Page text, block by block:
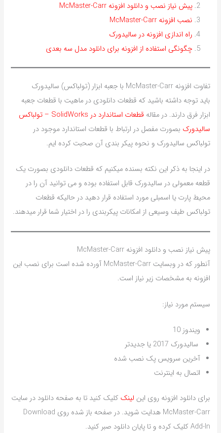
پیش نیاز نصب و دانلود افزونه McMaster-Carr
نصب افزونه McMaster-Carr
راه اندازی افزونه در سالیدورک
چگونگی استفاده از افزونه برای دانلود مدل سه بعدی
تفاوت افزونه McMaster-Carr با جعبه ابزار (تولباکس) سالیدورک
باید توجه داشته باشید که قطعات دانلودی در ماهیت با قطعات جعبه
ابزار فرق دارند. در مقاله
قطعات استاندارد در SolidWorks – تولباکس
سالیدورک بصورت مفصل در ارتباط با قطعات استاندارد موجود در
تولباکس سالیدورک و نحوه پیکر بندی آن صحبت کرده ایم.
در اینجا به ذکر این نکته بسنده میکنیم که قطعات دانلودی بصورت یک
قطعه معمولی در سالیدورک قابل استفاده بوده و می توانید آن را در
محیط پارت یا اسمبلی مورد استفاده قرار دهید در حالیکه قطعات
تولباکس طیف وسیعی از امکانات پیکربندی را در اختیار شما قرار میدهند.
پیش نیاز نصب و دانلود افزونه McMaster-Carr
آنطور که در وبسایت McMaster-Carr آورده شده است برای نصب این
افزونه به مشخصات زیر نیاز است.
سیستم مورد نیاز:
ویندوز 10
سالیدورک 2017 یا جدیدتر
آخرین سرویس پک نصب شده
اتصال به اینترنت
برای دانلود افزونه روی این لینک کلیک کنید تا به صفحه دانلود در سایت
McMaster-Carr هدایت شوید. در صفحه باز شده روی Download
Add-In کلیک کرده و تا پایان دانلود صبر کنید.